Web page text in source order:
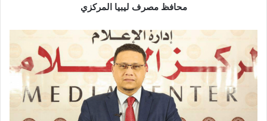
ا
محافظ مصرف ليبيا المركزي